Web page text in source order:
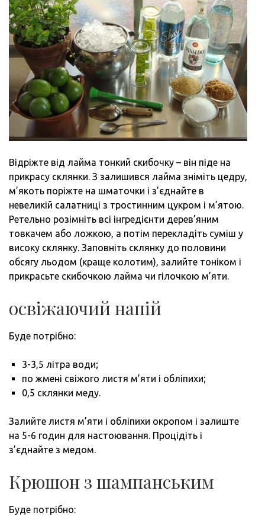
Відріжте від лайма тонкий скибочку – він піде на
прикрасу склянки. З залишився лайма зніміть цедру,
м’якоть поріжте на шматочки і з’єднайте в
невеликій салатниці з тростинним цукром і м’ятою.
Ретельно розімніть всі інгредієнти дерев’яним
товкачем або ложкою, а потім перекладіть суміш у
високу склянку. Заповніть склянку до половини
обсягу льодом (краще колотим), залийте тоніком і
прикрасьте скибочкою лайма чи гілочкою м’яти.
освіжаючий напій
Буде потрібно:
3-3,5 літра води;
по жмені свіжого листя м’яти і обліпихи;
0,5 склянки меду.
Залийте листя м’яти і обліпихи окропом і залиште
на 5-6 годин для настоювання. Процідіть і
з’єднайте з медом.
Крюшон з шампанським
Буде потрібно: